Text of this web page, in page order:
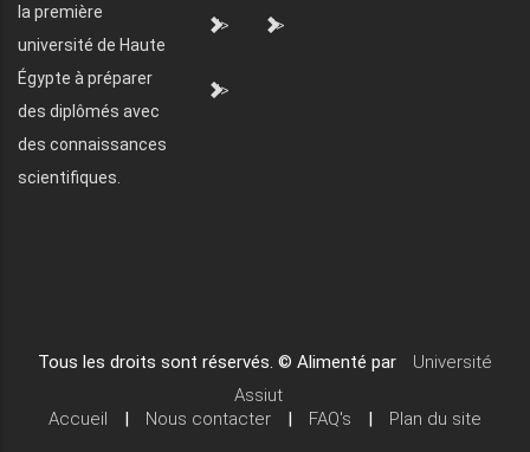
la première
université de Haute
Égypte à préparer
des diplômés avec
des connaissances
scientifiques.
"> ">
">
Tous les droits sont réservés. © Alimenté par
Université
Assiut
Accueil
| Nous contacter | FAQ's | Plan du site